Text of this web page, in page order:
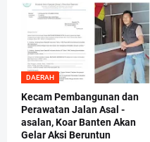
DAERAH
Kecam Pembangunan dan
Perawatan Jalan Asal -
asalan, Koar Banten Akan
Gelar Aksi Beruntun